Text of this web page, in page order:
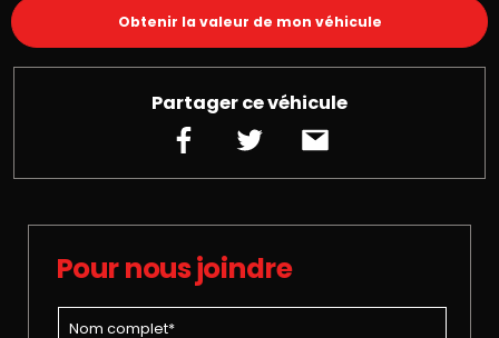
Obtenir la valeur de mon véhicule
Partager ce véhicule
Pour nous joindre